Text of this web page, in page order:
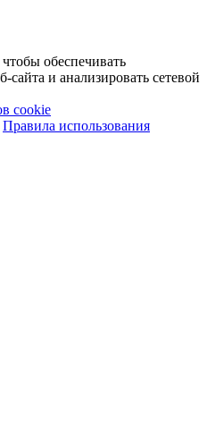
обеспечивать
и анализировать сетевой
cookie
Правила использования